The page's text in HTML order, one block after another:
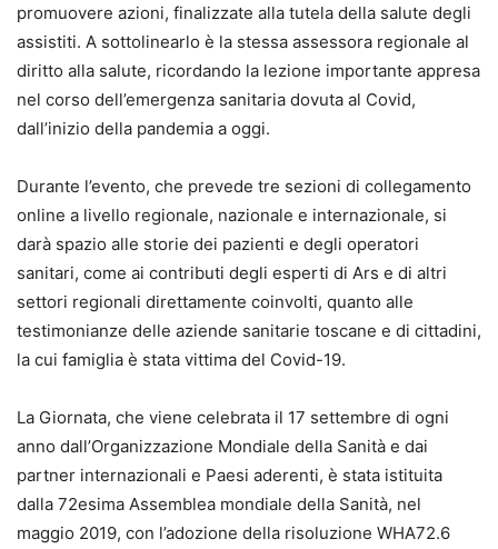
promuovere azioni, finalizzate alla tutela della salute degli
assistiti. A sottolinearlo è la stessa assessora regionale al
diritto alla salute, ricordando la lezione importante appresa
nel corso dell’emergenza sanitaria dovuta al Covid,
dall’inizio della pandemia a oggi.
Durante l’evento, che prevede tre sezioni di collegamento
online a livello regionale, nazionale e internazionale, si
darà spazio alle storie dei pazienti e degli operatori
sanitari, come ai contributi degli esperti di Ars e di altri
settori regionali direttamente coinvolti, quanto alle
testimonianze delle aziende sanitarie toscane e di cittadini,
la cui famiglia è stata vittima del Covid-19.
La Giornata, che viene celebrata il 17 settembre di ogni
anno dall’Organizzazione Mondiale della Sanità e dai
partner internazionali e Paesi aderenti, è stata istituita
dalla 72esima Assemblea mondiale della Sanità, nel
maggio 2019, con l’adozione della risoluzione WHA72.6